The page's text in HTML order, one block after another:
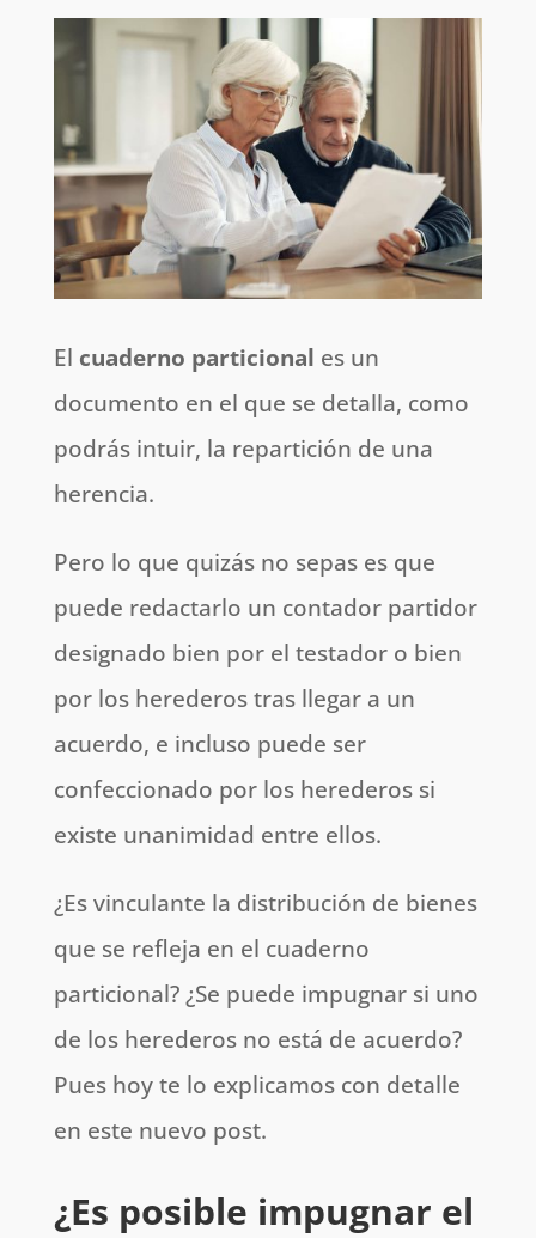
El cuaderno particional es un
documento en el que se detalla, como
podrás intuir, la repartición de una
herencia.
Pero lo que quizás no sepas es que
puede redactarlo un contador partidor
designado bien por el testador o bien
por los herederos tras llegar a un
acuerdo, e incluso puede ser
confeccionado por los herederos si
existe unanimidad entre ellos.
¿Es vinculante la distribución de bienes
que se refleja en el cuaderno
particional? ¿Se puede impugnar si uno
de los herederos no está de acuerdo?
Pues hoy te lo explicamos con detalle
en este nuevo post.
¿Es posible impugnar el